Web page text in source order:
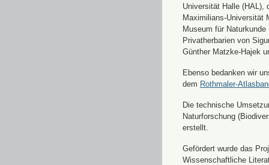
Universität Halle (HAL),
Maximilians-Universität
Museum für
Privatherbarien von
Günther Matzke-Hajek
Ebenso bedanken wir
dem Rothmaler-
Die technische
Naturforschung
erstellt.
Gefördert wurde das
Wissenschaftliche